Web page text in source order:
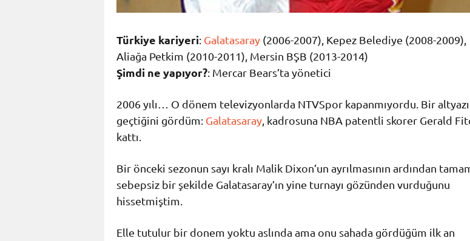
Türkiye kariyeri: Galatasaray (2006-2007), Kepez Belediye (2008-2009),
Aliağa Petkim (2010-2011), Mersin BŞB (2013-2014)
Şimdi ne yapıyor?: Mercar Bears’ta yönetici
2006 yılı… O dönem televizyonlarda NTVSpor kapanmıyordu. Bir altyazı
geçtiğini gördüm: Galatasaray , kadrosuna NBA patentli skorer Gerald
kattı.
Bir önceki sezonun sayı kralı Malik Dixon’un ayrılmasının ardından
sebepsiz bir şekilde Galatasaray’ın yine turnayı gözünden vurduğunu
hissetmiştim.
Elle tutulur bir donem yoktu aslında ama onu sahada gördüğüm ilk an